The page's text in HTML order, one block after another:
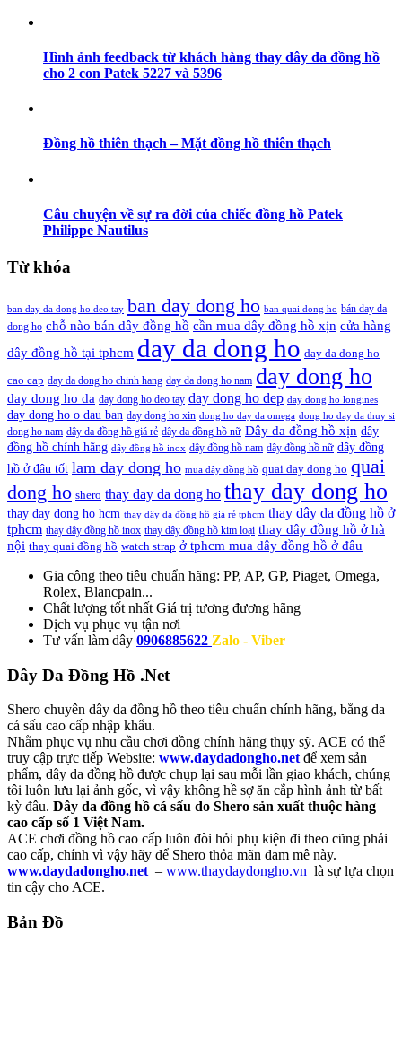
Hình ảnh feedback từ khách hàng thay dây da đồng hồ
cho 2 con Patek 5227 và 5396
Đồng hồ thiên thạch – Mặt đồng hồ thiên thạch
Câu chuyện về sự ra đời của chiếc đồng hồ Patek
Philippe Nautilus
Từ khóa
ban day da dong ho deo tay ban day dong ho ban quai dong ho bán day da
dong ho chỗ nào bán dây đồng hồ cần mua dây đồng hồ xịn cửa hàng
dây đồng hồ tại tphcm day da dong ho day da dong ho
cao cap day da dong ho chinh hang day da dong ho nam day dong ho
day dong ho da day dong ho deo tay day dong ho dep day dong ho longines
day dong ho o dau ban day dong ho xin dong ho day da omega dong ho day da thuy si
dong ho nam dây da đồng hồ giá rẻ dây da đồng hồ nữ Dây da đồng hồ xịn dây
đồng hồ chính hãng dây đồng hồ inox dây đồng hồ nam dây đồng hồ nữ dây đồng
hồ ở đâu tốt lam day dong ho mua dây đồng hồ quai day dong ho quai
dong ho shero thay day da dong ho thay day dong ho
thay day dong ho hcm thay dây da đồng hồ giá rẻ tphcm thay dây da đồng hồ ở
tphcm thay dây đồng hồ inox thay dây đồng hồ kim loại thay dây đồng hồ ở hà
nội thay quai đồng hồ watch strap ở tphcm mua dây đồng hồ ở đâu
Gia công theo tiêu chuẩn hãng: PP, AP, GP, Piaget, Omega,
Rolex, Blancpain...
Chất lượng tốt nhất Giá trị tương đương hãng
Dịch vụ phục vụ tận nơi
Tư vấn làm dây 0906885622 Zalo - Viber
Dây Da Đồng Hồ .Net
Shero chuyên dây da đồng hồ theo tiêu chuẩn chính hãng, bằng da
cá sấu cao cấp nhập khẩu.
Nhằm phục vụ nhu cầu chơi đồng chính hãng thụy sỹ. ACE có thể
truy cập trực tiếp Website: www.daydadongho.net để xem sản
phẩm, dây da đồng hồ được chụp lại sau mỗi lần giao khách, chúng
tôi luôn lưu lại ảnh gốc, vì vậy không hề sợ ăn cắp hình ảnh từ bất
kỳ đâu. Dây da đồng hồ cá sấu do Shero sản xuất thuộc hàng
cao cấp số 1 Việt Nam.
ACE chơi đồng hồ cao cấp luôn đòi hỏi phụ kiện đi theo cũng phải
cao cấp, chính vì vậy hãy để Shero thỏa mãn đam mê này.
www.daydadongho.net – www.thaydaydongho.vn là sự lựa chọn
tin cậy cho ACE.
Bản Đồ